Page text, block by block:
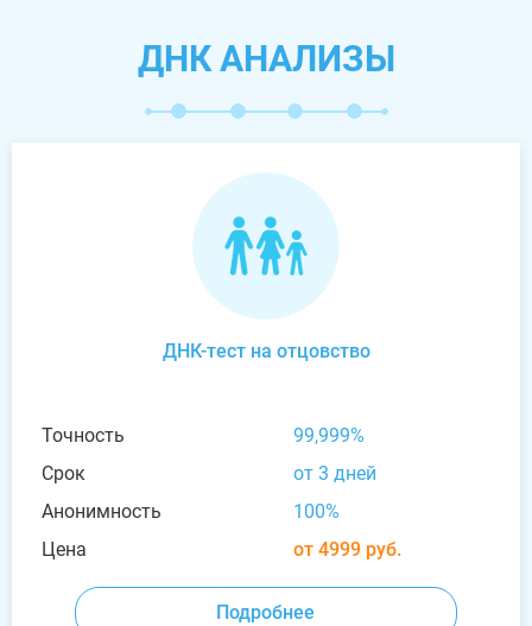
ДНК АНАЛИЗЫ
ДНК-тест на отцовство
Точность
99,999%
Срок
от 3 дней
Анонимность
100%
Цена
от 4999 руб.
Подробнее